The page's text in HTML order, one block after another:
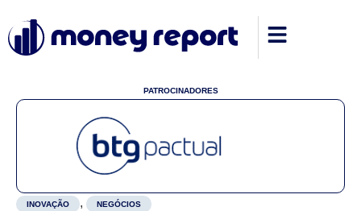
PATROCINADORES
INOVAÇÃO , NEGÓCIOS